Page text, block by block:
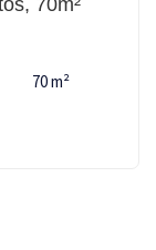
70m²
70 m²